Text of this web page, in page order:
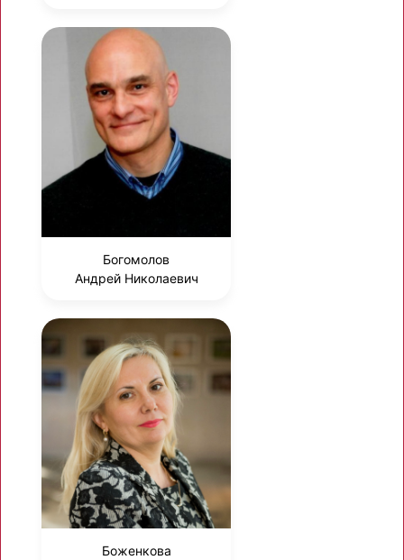
Богомолов
Андрей Николаевич
Боженкова